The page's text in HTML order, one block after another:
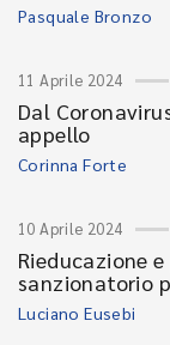
Pasquale Bronzo
11 Aprile 2024
Dal
appello
Corinna Forte
10 Aprile 2024
Rieducazione
sanzionatorio
Luciano Eusebi